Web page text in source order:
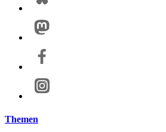
Themen